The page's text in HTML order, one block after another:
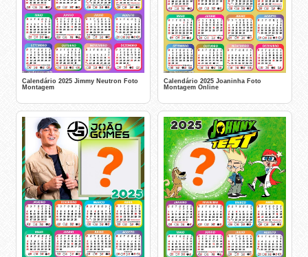
Calendário 2025 Jimmy Neutron Foto
Montagem
Calendário 2025 Joaninha Foto
Montagem Online